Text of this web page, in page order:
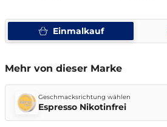
Einmalkauf
Mehr von dieser Marke
Geschmacksrichtung wählen
Espresso Nikotinfrei